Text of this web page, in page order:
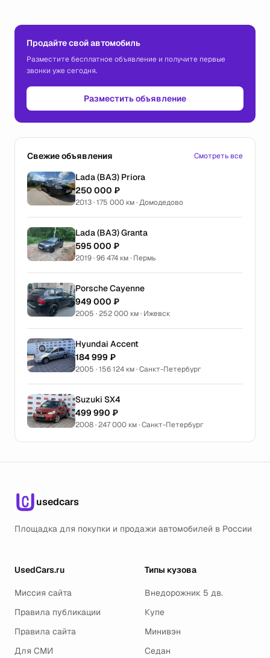
Продайте свой автомобиль
Разместите бесплатное объявление и получите первые
звонки уже сегодня.
Разместить объявление
Свежие объявления Смотреть все
Lada (ВАЗ) Priora
250 000 ₽
2013 · 175 000 км · Домодедово
Lada (ВАЗ) Granta
595 000 ₽
2019 · 96 474 км · Пермь
Porsche Cayenne
949 000 ₽
2005 · 252 000 км · Ижевск
Hyundai Accent
184 999 ₽
2005 · 156 124 км · Санкт-Петербург
Suzuki SX4
499 990 ₽
2008 · 247 000 км · Санкт-Петербург
usedcars
Площадка для покупки и продажи автомобилей в России
UsedCars.ru
Миссия сайта
Правила публикации
Правила сайта
Для СМИ
Типы кузова
Внедорожник 5 дв.
Купе
Минивэн
Седан